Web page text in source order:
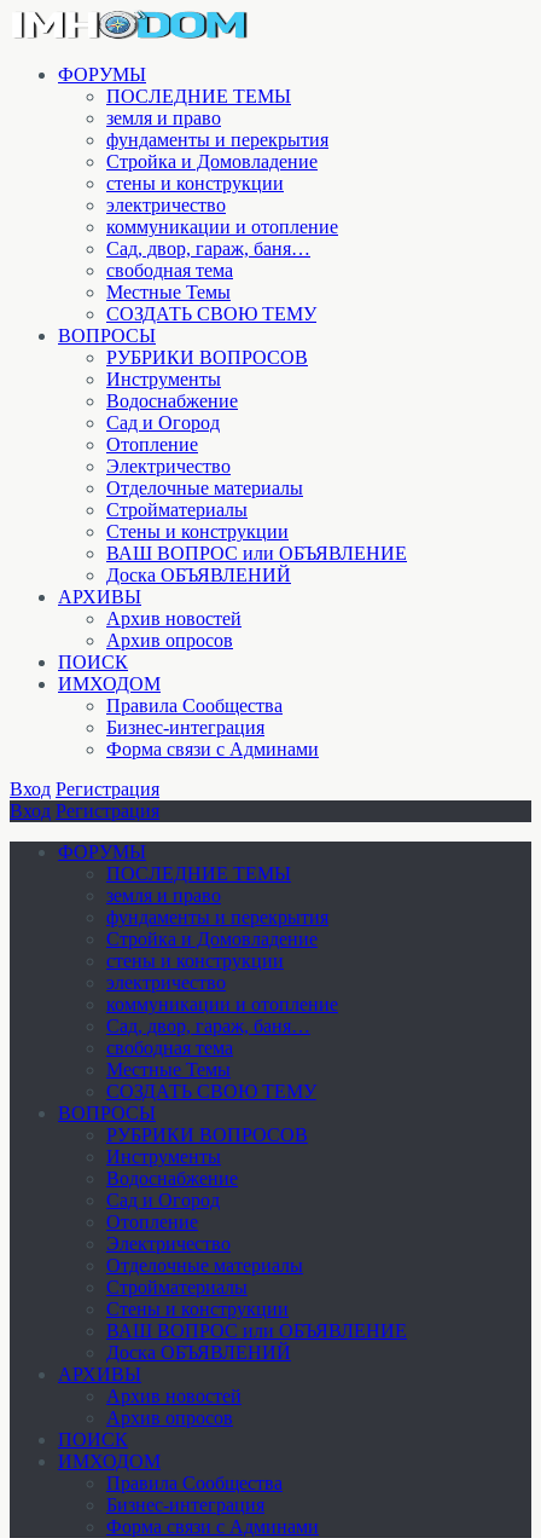
ФОРУМЫ
ПОСЛЕДНИЕ ТЕМЫ
земля и право
фундаменты и перекрытия
Стройка и Домовладение
стены и конструкции
электричество
коммуникации и отопление
Cад, двор, гараж, баня…
свободная тема
Местные Темы
СОЗДАТЬ СВОЮ ТЕМУ
ВОПРОСЫ
РУБРИКИ ВОПРОСОВ
Инструменты
Водоснабжение
Сад и Огород
Отопление
Электричество
Отделочные материалы
Стройматериалы
Стены и конструкции
ВАШ ВОПРОС или ОБЪЯВЛЕНИЕ
Доска ОБЪЯВЛЕНИЙ
АРХИВЫ
Архив новостей
Архив опросов
ПОИСК
ИМХОДОМ
Правила Сообщества
Бизнес-интеграция
Форма связи с Админами
Вход Регистрация
Вход Регистрация
ФОРУМЫ
ПОСЛЕДНИЕ ТЕМЫ
земля и право
фундаменты и перекрытия
Стройка и Домовладение
стены и конструкции
электричество
коммуникации и отопление
Cад, двор, гараж, баня…
свободная тема
Местные Темы
СОЗДАТЬ СВОЮ ТЕМУ
ВОПРОСЫ
РУБРИКИ ВОПРОСОВ
Инструменты
Водоснабжение
Сад и Огород
Отопление
Электричество
Отделочные материалы
Стройматериалы
Стены и конструкции
ВАШ ВОПРОС или ОБЪЯВЛЕНИЕ
Доска ОБЪЯВЛЕНИЙ
АРХИВЫ
Архив новостей
Архив опросов
ПОИСК
ИМХОДОМ
Правила Сообщества
Бизнес-интеграция
Форма связи с Админами